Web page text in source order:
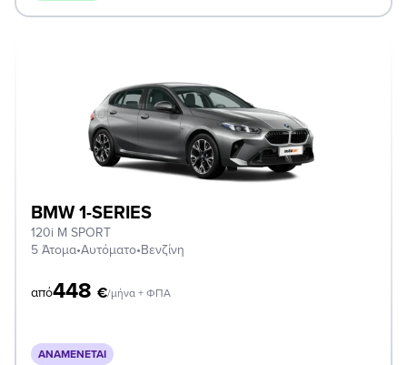
BMW 1-SERIES
120i M SPORT
5 Άτομα•Αυτόματο•Βενζίνη
από448 €/μήνα + ΦΠΑ
ΑΝΑΜΈΝΕΤΑΙ